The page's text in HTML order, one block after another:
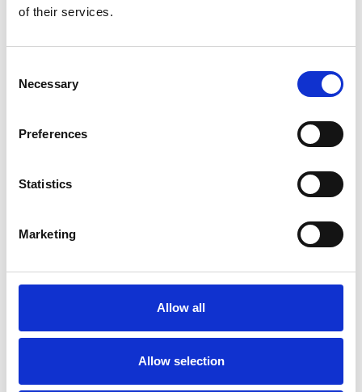
of their services.
Selection
Necessary
Preferences
Statistics
Marketing
Allow all
Allow selection
Afficher le produit
universel 90x305 10,2 m
hauteur travail
HT
Afficher le produit